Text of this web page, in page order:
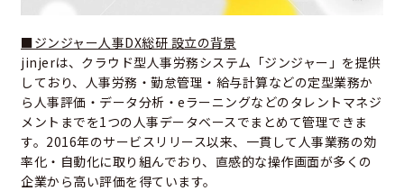
■ジンジャー人事DX総研 設立の背景
jinjerは、クラウド型人事労務システム「ジンジャー」を提供
しており、人事労務・勤怠管理・給与計算などの定型業務か
ら人事評価・データ分析・eラーニングなどのタレントマネジ
メントまでを1つの人事データベースでまとめて管理できま
す。2016年のサービスリリース以来、一貫して人事業務の効
率化・自動化に取り組んでおり、直感的な操作画面が多くの
企業から高い評価を得ています。